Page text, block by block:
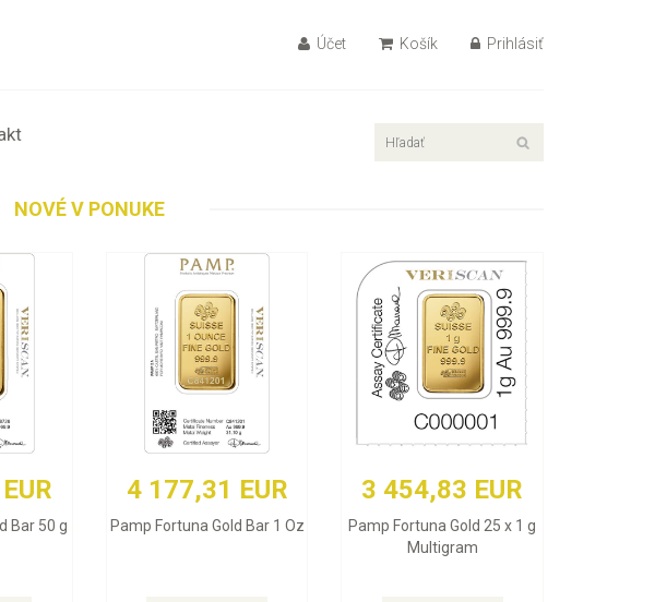
Účet Košík Prihlásiť
NOVÉ V PONUKE
Bar 50 g
4 177,31 EUR
Pamp Fortuna Gold Bar 1 Oz
3 454,83 EUR
Pamp Fortuna Gold 25 x 1 g
Multigram